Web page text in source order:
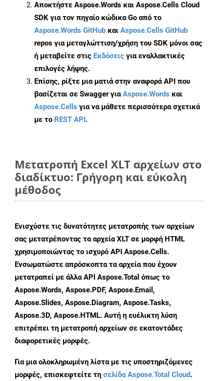
Αποκτήστε Aspose.Words και Aspose.Cells Cloud
SDK για τον πηγαίο κώδικα Go από το
Aspose.Words GitHub και Aspose.Cells GitHub
repos για μεταγλώττιση/χρήση του SDK μόνοι σας
ή μεταβείτε στις Εκδόσεις για εναλλακτικές
επιλογές λήψης.
Επίσης, ρίξτε μια ματιά στην αναφορά API που
βασίζεται σε Swagger γιαAspose.Words και
Aspose.Cells για να μάθετε περισσότερα σχετικά
με το REST API.
Μετατροπή Excel XLT αρχείων στο
διαδίκτυο: Γρήγορη και εύκολη
μέθοδος
Ενισχύστε τις δυνατότητες μετατροπής των αρχείων
σας μετατρέποντας τα αρχεία XLT σε μορφή HTML
χρησιμοποιώντας το ισχυρό API Aspose.Cells.
Ενσωματώστε απρόσκοπτα τα αρχεία που έχουν
μετατραπεί με άλλα API Aspose.Total όπως το
Aspose.Words, Aspose.PDF, Aspose.Email,
Aspose.Slides, Aspose.Diagram, Aspose.Tasks,
Aspose.3D, Aspose.HTML. Αυτή η ευέλικτη λύση
επιτρέπει τη μετατροπή αρχείων σε εκατοντάδες
διαφορετικές μορφές.
Για μια ολοκληρωμένη λίστα με τις υποστηριζόμενες
μορφές, επισκεφτείτε τη σελίδα Aspose.Total Cloud.